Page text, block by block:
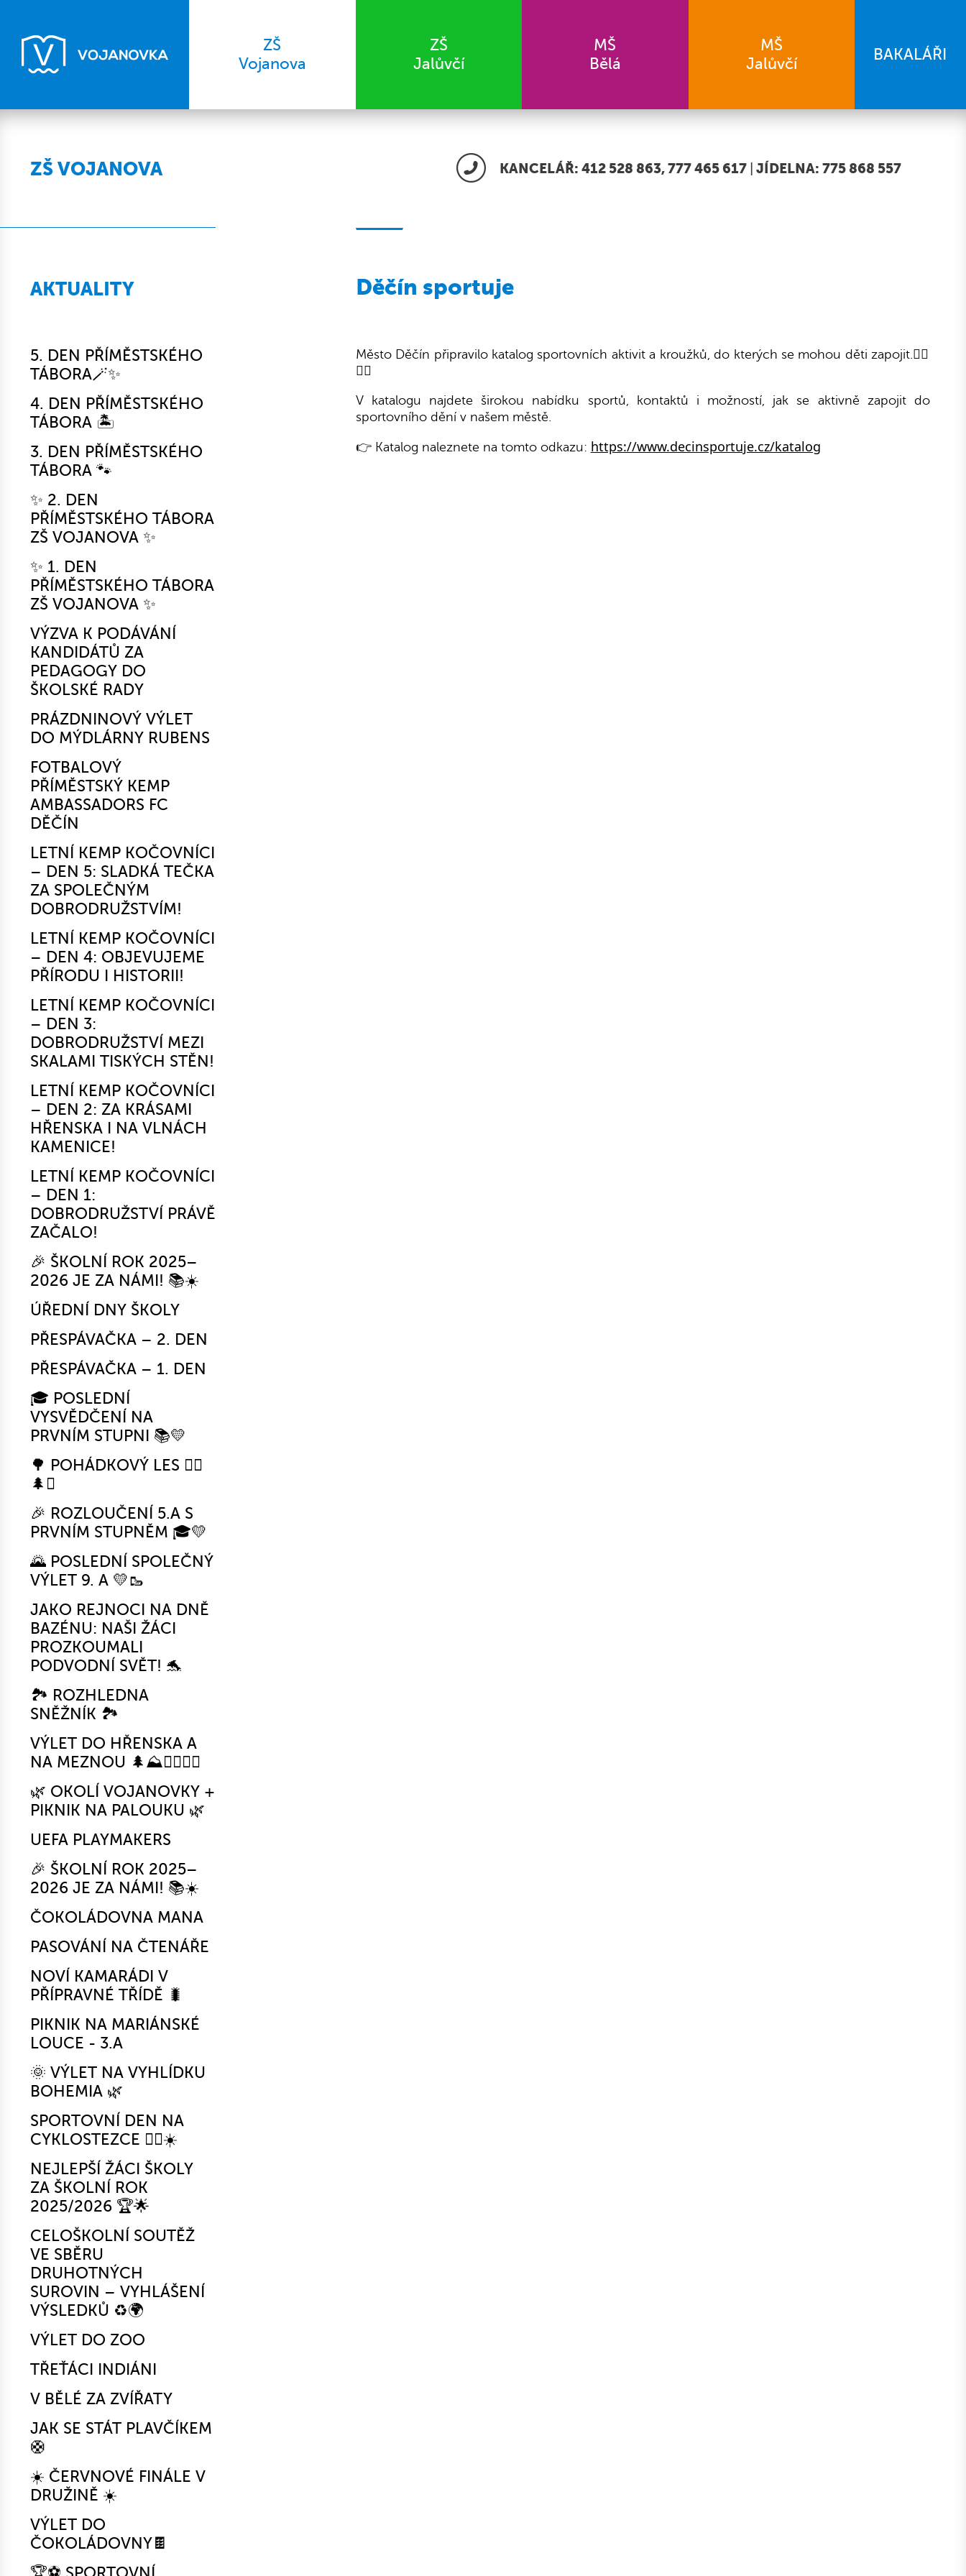
ZŠ
Vojanova
ZŠ
Jalůvčí
MŠ
Bělá
MŠ
Jalůvčí
BAKALÁŘI
ZŠ VOJANOVA
AKTUALITY
5. DEN PŘÍMĚSTSKÉHO
TÁBORA🪄✨
4. DEN PŘÍMĚSTSKÉHO
TÁBORA 🏝️
3. DEN PŘÍMĚSTSKÉHO
TÁBORA 🐾
✨ 2. DEN
PŘÍMĚSTSKÉHO TÁBORA
ZŠ VOJANOVA ✨
✨ 1. DEN
PŘÍMĚSTSKÉHO TÁBORA
ZŠ VOJANOVA ✨
VÝZVA K PODÁVÁNÍ
KANDIDÁTŮ ZA
PEDAGOGY DO
ŠKOLSKÉ RADY
PRÁZDNINOVÝ VÝLET
DO MÝDLÁRNY RUBENS
FOTBALOVÝ
PŘÍMĚSTSKÝ KEMP
AMBASSADORS FC
DĚČÍN
LETNÍ KEMP KOČOVNÍCI
– DEN 5: SLADKÁ TEČKA
ZA SPOLEČNÝM
DOBRODRUŽSTVÍM!
LETNÍ KEMP KOČOVNÍCI
– DEN 4: OBJEVUJEME
PŘÍRODU I HISTORII!
LETNÍ KEMP KOČOVNÍCI
– DEN 3:
DOBRODRUŽSTVÍ MEZI
SKALAMI TISKÝCH STĚN!
LETNÍ KEMP KOČOVNÍCI
– DEN 2: ZA KRÁSAMI
HŘENSKA I NA VLNÁCH
KAMENICE!
LETNÍ KEMP KOČOVNÍCI
– DEN 1:
DOBRODRUŽSTVÍ PRÁVĚ
ZAČALO!
🎉 ŠKOLNÍ ROK 2025–
2026 JE ZA NÁMI! 📚☀️
ÚŘEDNÍ DNY ŠKOLY
PŘESPÁVAČKA – 2. DEN
PŘESPÁVAČKA – 1. DEN
🎓 POSLEDNÍ
VYSVĚDČENÍ NA
PRVNÍM STUPNI 📚💛
🌳 POHÁDKOVÝ LES 🧚‍♀️
🌲✨
🎉 ROZLOUČENÍ 5.A S
PRVNÍM STUPNĚM 🎓💛
🌄 POSLEDNÍ SPOLEČNÝ
VÝLET 9. A 💛🥾
JAKO REJNOCI NA DNĚ
BAZÉNU: NAŠI ŽÁCI
PROZKOUMALI
PODVODNÍ SVĚT! 🐬
🏞️ ROZHLEDNA
SNĚŽNÍK 🏞️
VÝLET DO HŘENSKA A
NA MEZNOU 🌲⛰️🚶‍♂️🚶‍♀️
🌿 OKOLÍ VOJANOVKY +
PIKNIK NA PALOUKU 🌿
UEFA PLAYMAKERS
🎉 ŠKOLNÍ ROK 2025–
2026 JE ZA NÁMI! 📚☀️
ČOKOLÁDOVNA MANA
PASOVÁNÍ NA ČTENÁŘE
NOVÍ KAMARÁDI V
PŘÍPRAVNÉ TŘÍDĚ 🐛
PIKNIK NA MARIÁNSKÉ
LOUCE - 3.A
🌞 VÝLET NA VYHLÍDKU
BOHEMIA 🌿
SPORTOVNÍ DEN NA
CYKLOSTEZCE 🚴‍♂️☀️
NEJLEPŠÍ ŽÁCI ŠKOLY
ZA ŠKOLNÍ ROK
2025/2026 🏆🌟
CELOŠKOLNÍ SOUTĚŽ
VE SBĚRU
DRUHOTNÝCH
SUROVIN – VYHLÁŠENÍ
VÝSLEDKŮ ♻️🌍
VÝLET DO ZOO
TŘEŤÁCI INDIÁNI
V BĚLÉ ZA ZVÍŘATY
JAK SE STÁT PLAVČÍKEM
🛟
☀️ ČERVNOVÉ FINÁLE V
DRUŽINĚ ☀️
VÝLET DO
ČOKOLÁDOVNY🍫
KANCELÁŘ: 412 528 863, 777 465 617 JÍDELNA: 775 868 557
Děčín sportuje
Město Děčín připravilo katalog sportovních aktivit a kroužků, do kterých se mohou děti zapojit.🏊‍♂️
🤸‍♀️
V katalogu najdete širokou nabídku sportů, kontaktů i možností, jak se aktivně zapojit do
sportovního dění v našem městě.
👉 Katalog naleznete na tomto odkazu: https://www.decinsportuje.cz/katalog